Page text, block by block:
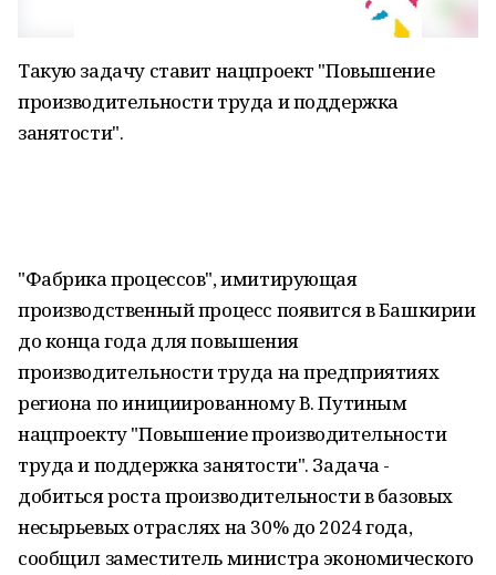
Такую задачу ставит нацпроект "Повышение
производительности труда и поддержка
занятости".
"Фабрика процессов", имитирующая
производственный процесс появится в Башкирии
до конца года для повышения
производительности труда на предприятиях
региона по инициированному В. Путиным
нацпроекту "Повышение производительности
труда и поддержка занятости". Задача -
добиться роста производительности в базовых
несырьевых отраслях на 30% до 2024 года,
сообщил заместитель министра экономического